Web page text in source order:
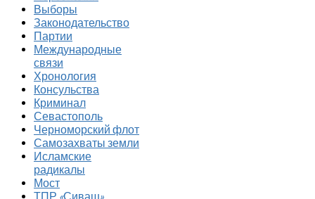
Выборы
Законодательство
Партии
Международные
связи
Хронология
Консульства
Криминал
Севастополь
Черноморский флот
Самозахваты земли
Исламские
радикалы
Мост
ТПР «Сиваш»